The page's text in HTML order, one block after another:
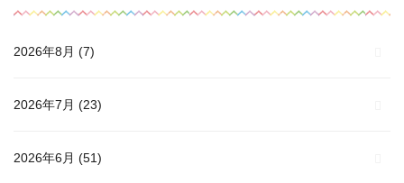
2026年8月 (7)
2026年7月 (23)
2026年6月 (51)